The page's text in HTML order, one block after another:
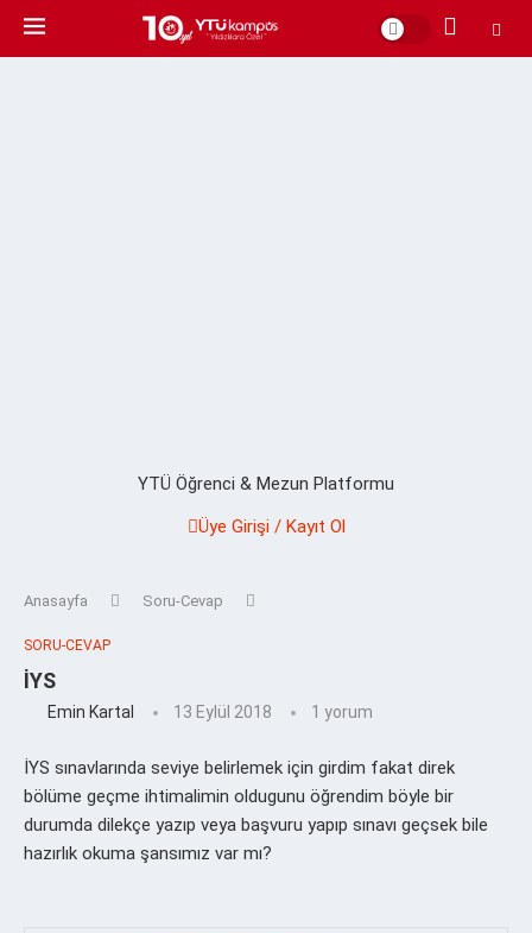
YTÜ Öğrenci & Mezun Platformu
Üye Girişi / Kayıt Ol
Anasayfa Soru-Cevap
SORU-CEVAP
İYS
Emin Kartal 13 Eylül 2018 1 yorum
İYS sınavlarında seviye belirlemek için girdim fakat direk
bölüme geçme ihtimalimin oldugunu öğrendim böyle bir
durumda dilekçe yazıp veya başvuru yapıp sınavı geçsek bile
hazırlık okuma şansımız var mı?